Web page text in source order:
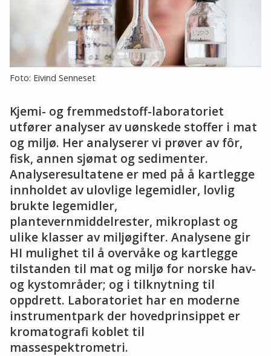
Foto: Eivind Senneset
Kjemi- og fremmedstoff-laboratoriet
utfører analyser av uønskede stoffer i mat
og miljø. Her analyserer vi prøver av fôr,
fisk, annen sjømat og sedimenter.
Analyseresultatene er med på å kartlegge
innholdet av ulovlige legemidler, lovlig
brukte legemidler,
plantevernmiddelrester, mikroplast og
ulike klasser av miljøgifter. Analysene gir
HI mulighet til å overvåke og kartlegge
tilstanden til mat og miljø for norske hav-
og kystområder; og i tilknytning til
oppdrett. Laboratoriet har en moderne
instrumentpark der hovedprinsippet er
kromatografi koblet til
massespektrometri.